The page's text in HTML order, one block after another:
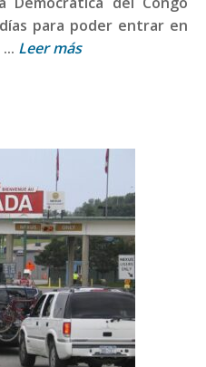
para poder entrar en
Leer más